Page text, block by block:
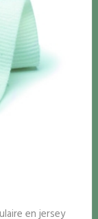
en jersey